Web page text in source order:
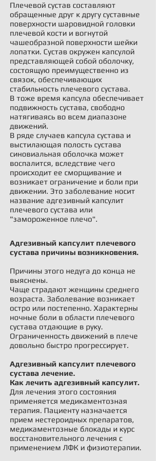
Плечевой сустав составляют
обращенные друг к другу суставные
поверхности шаровидной головки
плечевой кости и вогнутой
чашеобразной поверхности шейки
лопатки. Сустав окружен капсулой
представляющей собой оболочку,
состоящую преимущественно из
связок, обеспечивающих
стабильность плечевого сустава.
В тоже время капсула обеспечивает
подвижность сустава, свободно
натягиваясь во всем диапазоне
движений.
В ряде случаев капсула сустава и
выстилающая полость сустава
синовиальная оболочка может
воспалится, вследствие чего
происходит ее сморщивание и
возникает ограничение и боли при
движении. Это заболевание носит
название адгезивный капсулит
плечевого сустава или
"замороженное плечо".
Адгезивный капсулит плечевого
сустава причины возникновения.
Причины этого недуга до конца не
выяснены.
Чаще страдают женщины среднего
возраста. Заболевание возникает
остро или постепенно. Характерны
ночные боли в области плечевого
сустава отдающие в руку.
Ограниченность движений в плече
довольно быстро прогрессирует.
Адгезивный капсулит плечевого
сустава лечение.
Как лечить адгезивный капсулит.
Для лечения этого состояния
применяется медикаментозная
терапия. Пациенту назначается
прием нестероидных препаратов,
медикаментозные блокады и курс
восстановительного лечения с
применением ЛФК и физиотерапии.